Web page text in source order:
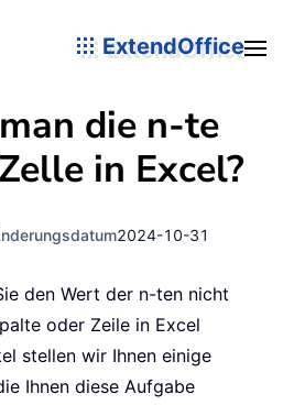
ExtendOffice
die n-te
in Excel?
2024-10-31
den Wert der n-ten nicht
oder Zeile in Excel
stellen wir Ihnen einige
Ihnen diese Aufgabe